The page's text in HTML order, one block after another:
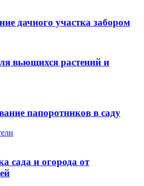
дачного участка забором
вьющихся растений и
папоротников в саду
сада и огорода от